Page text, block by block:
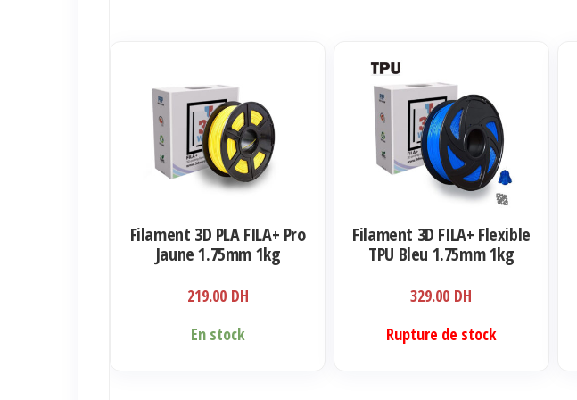
Filament 3D PLA FILA+ Pro
Jaune 1.75mm 1kg
219.00 DH
En stock
Filament 3D FILA+ Flexible
TPU Bleu 1.75mm 1kg
329.00 DH
Rupture de stock